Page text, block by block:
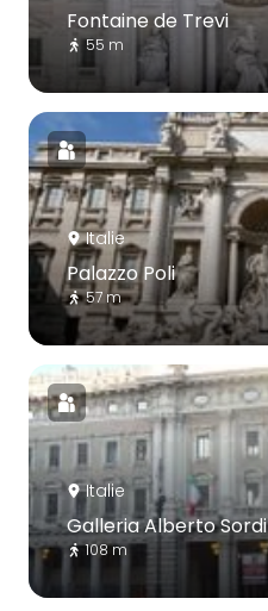
Fontaine de Trevi
55 m
Italie
Palazzo Poli
57 m
Italie
Galleria Alberto Sordi
108 m